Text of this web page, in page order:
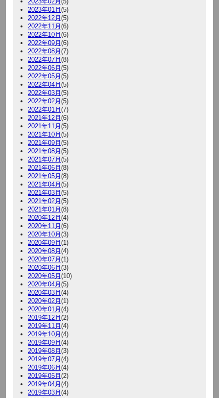
2023年01月 (5)
2022年12月 (5)
2022年11月 (6)
2022年10月 (6)
2022年09月 (6)
2022年08月 (7)
2022年07月 (8)
2022年06月 (5)
2022年05月 (5)
2022年04月 (5)
2022年03月 (5)
2022年02月 (5)
2022年01月 (7)
2021年12月 (6)
2021年11月 (5)
2021年10月 (5)
2021年09月 (5)
2021年08月 (5)
2021年07月 (5)
2021年06月 (8)
2021年05月 (8)
2021年04月 (5)
2021年03月 (5)
2021年02月 (5)
2021年01月 (8)
2020年12月 (4)
2020年11月 (6)
2020年10月 (3)
2020年09月 (1)
2020年08月 (4)
2020年07月 (1)
2020年06月 (3)
2020年05月 (10)
2020年04月 (5)
2020年03月 (4)
2020年02月 (1)
2020年01月 (4)
2019年12月 (2)
2019年11月 (4)
2019年10月 (4)
2019年09月 (4)
2019年08月 (3)
2019年07月 (4)
2019年06月 (4)
2019年05月 (2)
2019年04月 (4)
2019年03月 (4)